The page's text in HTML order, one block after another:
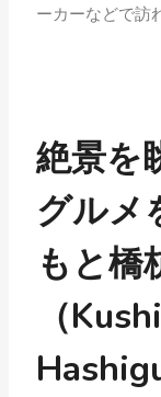
ーカーなどで訪
絶景を
グルメ
もと橋
（